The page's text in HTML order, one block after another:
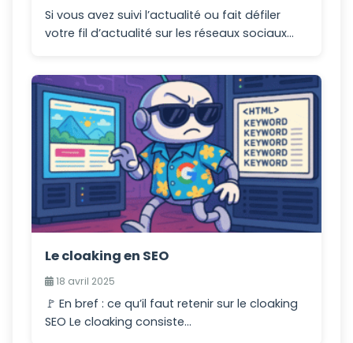
Si vous avez suivi l’actualité ou fait défiler
votre fil d’actualité sur les réseaux sociaux...
Le cloaking en SEO
18 avril 2025
🚩 En bref : ce qu’il faut retenir sur le cloaking
SEO Le cloaking consiste...